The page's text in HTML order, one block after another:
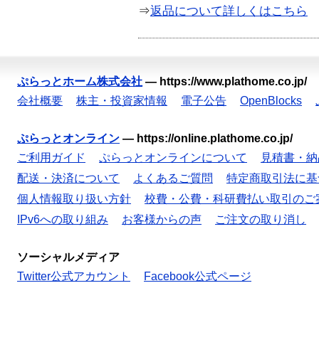
⇒返品について詳しくはこちら
ぷらっとホーム株式会社 — https://www.plathome.co.jp/
会社概要
株主・投資家情報 電子公告 OpenBlocks
ぷらっとオンライン — https://online.plathome.co.jp/
ご利用ガイド
ぷらっとオンラインについて
見積書・
配送・決済について
よくあるご質問
特定商取引法に
個人情報取り扱い方針
校費・公費・科研費払い取引のご
IPv6への取り組み
お客様からの声 ご注文の取り消し
ソーシャルメディア
Twitter公式アカウント
Facebook公式ページ